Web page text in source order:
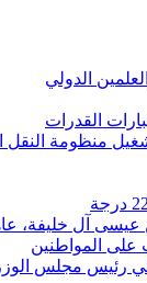
الدولي
القدرات
منظومة النقل
عيسى آل خليفة،
المواطنين
رئيس مجلس